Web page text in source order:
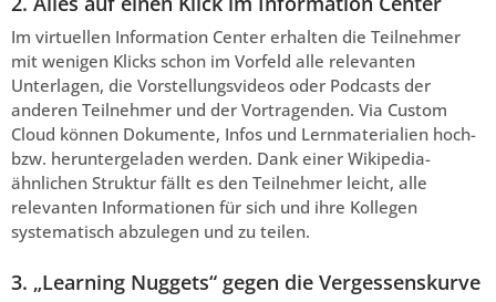
Im virtuellen Information Center erhalten die Teilnehmer
mit wenigen Klicks schon im Vorfeld alle relevanten
Unterlagen, die Vorstellungsvideos oder Podcasts der
anderen Teilnehmer und der Vortragenden. Via Custom
Cloud können Dokumente, Infos und Lernmaterialien hoch-
bzw. heruntergeladen werden. Dank einer Wikipedia-
ähnlichen Struktur fällt es den Teilnehmer leicht, alle
relevanten Informationen für sich und ihre Kollegen
systematisch abzulegen und zu teilen.
3. „Learning Nuggets“ gegen die Vergessenskurve